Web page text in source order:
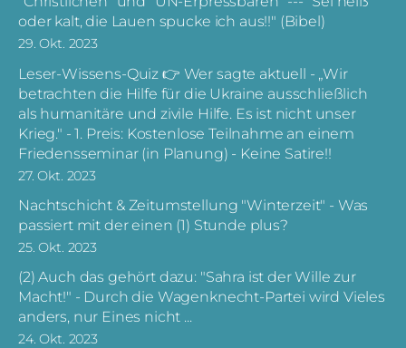
oder kalt, die Lauen spucke ich aus!!" (Bibel)
29. Okt. 2023
Leser-Wissens-Quiz 👉 Wer sagte aktuell - „Wir
betrachten die Hilfe für die Ukraine ausschließlich
als humanitäre und zivile Hilfe. Es ist nicht unser
Krieg." - 1. Preis: Kostenlose Teilnahme an einem
Friedensseminar (in Planung) - Keine Satire!!
27. Okt. 2023
Nachtschicht & Zeitumstellung "Winterzeit" - Was
passiert mit der einen (1) Stunde plus?
25. Okt. 2023
(2) Auch das gehört dazu: "Sahra ist der Wille zur
Macht!" - Durch die Wagenknecht-Partei wird Vieles
anders, nur Eines nicht ...
24. Okt. 2023